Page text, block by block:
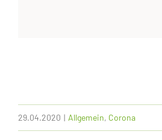
29.04.2020 | Allgemein, Corona